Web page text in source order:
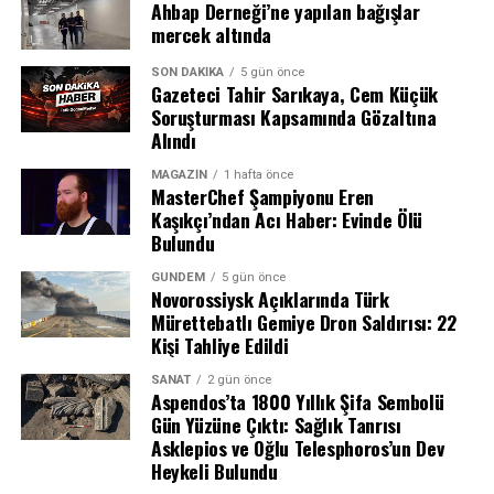
ve mesajlaşma yaşadığı tespit edildi. Dikkat çeken bir
diğer detay ise, şüphelinin kullandığı 21 AC 935 plakalı
aracın, olay günü bagaj kapağı açık bir şekilde ve tek
başına seyir halinde olduğunun kayıtlara geçmesi oldu.
Araç üzerinde yapılan kriminal incelemede ise bagaj ve
bulgular arasında üç farklı erkeğe ait kan örneği ve bir
kadına ait kan örneğinin bulunması, işin vahametini
gözler önüne serdi.
Tanık İfadeleri ve Şüpheli Hareketler
Soruşturma kapsamında ifadesine başvurulan tanıklar,
olayın ardından aracın detaylı bir şekilde temizlendiğini,
koltuk döşemelerinin söküldüğünü ve içindeki eşyaların
yerlerinin değiştirildiğini anlattı. Bir oto yıkama
işletmecisinin ifadesinde ise araç içerisinde yoğun bir
kötü koku olduğu ve arka koltuklarda kan izleri
Ahbap Derneği’ne yapılan bağışlar
mercek altında
SON DAKIKA 5 gün önce
Gazeteci Tahir Sarıkaya, Cem Küçük
Soruşturması Kapsamında Gözaltına
Alındı
MAGAZIN 1 hafta önce
MasterChef Şampiyonu Eren
Kaşıkçı’ndan Acı Haber: Evinde Ölü
Bulundu
GÜNDEM 5 gün önce
Novorossiysk Açıklarında Türk
Mürettebatlı Gemiye Dron Saldırısı: 22
Kişi Tahliye Edildi
SANAT 2 gün önce
Aspendos’ta 1800 Yıllık Şifa Sembolü
Gün Yüzüne Çıktı: Sağlık Tanrısı
Asklepios ve Oğlu Telesphoros’un Dev
Heykeli Bulundu